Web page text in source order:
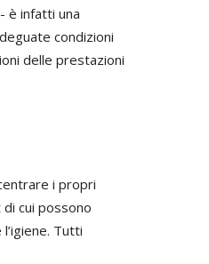
è infatti una
condizioni
delle prestazioni
i propri
cui possono
Tutti